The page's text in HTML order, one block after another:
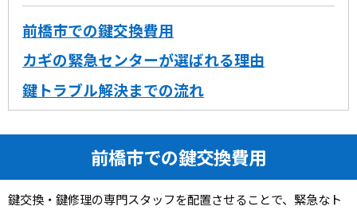
前橋市での鍵交換費用
カギの緊急センターが選ばれる理由
鍵トラブル解決までの流れ
前橋市での鍵交換費用
鍵交換・鍵修理の専門スタッフを配置させることで、緊急なト